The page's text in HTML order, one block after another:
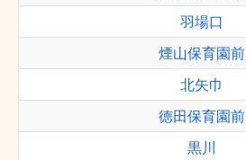
羽場口
煙山保育園前
北矢巾
徳田保育園前
黒川